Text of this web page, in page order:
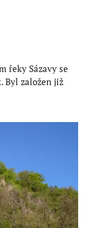
řeky Sázavy se
Byl založen již